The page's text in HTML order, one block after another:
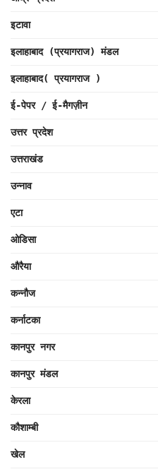
इटावा
इलाहाबाद (प्रयागराज) मंडल
इलाहाबाद( प्रयागराज )
ई-पेपर / ई-मैगज़ीन
उत्तर प्रदेश
उत्तराखंड
उन्नाव
एटा
ओडिसा
औरैया
कन्नौज
कर्नाटका
कानपुर नगर
कानपुर मंडल
केरला
कौशाम्बी
खेल